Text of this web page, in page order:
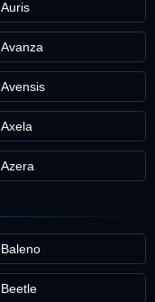
Auris
Avanza
Avensis
Axela
Azera
Baleno
Beetle